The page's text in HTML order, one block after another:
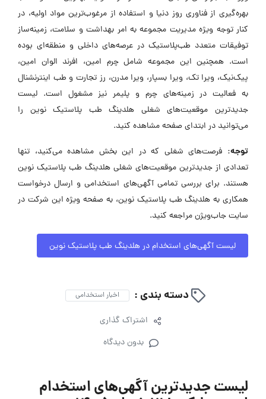
بهره‌گیری از فناوری روز دنیا و استفاده از مرغوب‌ترین مواد اولیه، در
کنار توجه ویژه مدیریت مجموعه به امر بهداشت و سلامت، زمینه‌ساز
توفیقات متعدد طب‌پلاستیک در عرصه‌های داخلی و منطقه‌ای بوده
است. همچنین این مجموعه شامل چرم امین، افرند الوان امین،
پیک‌نیک، ویرا تک، ویرا بسپار، ویرا مدرن، رز تجارت و طب اینترنشنال
به فعالیت در زمینه‌های چرم و پلیمر نیز مشغول است. لیست
جدیدترین موقعیت‌های شغلی هلدینگ طب پلاستیک نوین را
می‌توانید در ابتدای صفحه مشاهده کنید.
توجه: فرصت‌های شغلی که در این بخش مشاهده می‌کنید، تنها
تعدادی از جدیدترین موقعیت‌های شغلی هلدینگ طب پلاستیک نوین
هستند. برای بررسی تمامی آگهی‌های استخدامی و ارسال درخواست
همکاری به هلدینگ طب پلاستیک نوین، به صفحه ویژه این شرکت در
سایت جاب‌ویژن مراجعه کنید.
لیست آگهی‌های استخدام در هلدینگ طب پلاستیک نوین
دسته بندی : اخبار استخدامی
اشتراک گذاری
بدون دیدگاه
لیست جدیدترین آگهی‌های استخدام